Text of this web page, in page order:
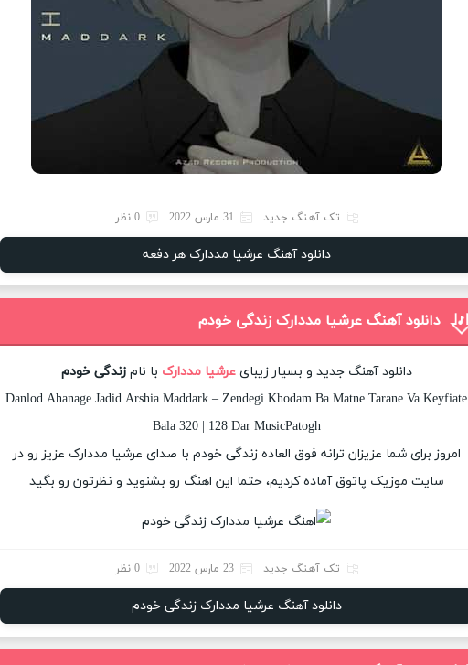
تک آهنگ جدید 31 مارس 2022 0 نظر
دانلود آهنگ عرشیا مددارک هر دفعه
دانلود آهنگ عرشیا مددارک زندگی خودم
دانلود آهنگ جدید و بسیار زیبایعرشیا مددارک با نامزندگی خودم
Danlod Ahanage Jadid Arshia Maddark – Zendegi Khodam Ba Matne Tarane Va Keyfiate
Bala 320 | 128 Dar MusicPatogh
امروز برای شما عزیزان ترانه فوق العاده زندگی خودم با صدای عرشیا مددارک عزیز رو در
سایت موزیک پاتوق آماده کردیم، حتما این اهنگ رو بشنوید و نظرتون رو بگید
تک آهنگ جدید 23 مارس 2022 0 نظر
دانلود آهنگ عرشیا مددارک زندگی خودم